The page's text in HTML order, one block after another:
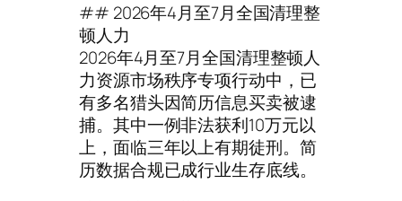
## 2026年4月至7月全国清理整
顿人力
2026年4月至7月全国清理整顿人
力资源市场秩序专项行动中，已
有多名猎头因简历信息买卖被逮
捕。其中一例非法获利10万元以
上，面临三年以上有期徒刑。简
历数据合规已成行业生存底线。